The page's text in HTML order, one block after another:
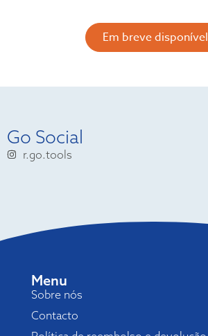
Em breve disponível
Go Social
r.go.tools
Menu
Sobre nós
Contacto